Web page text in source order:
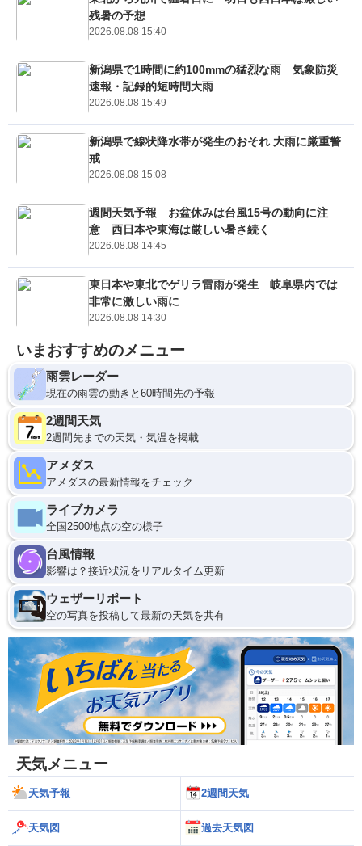
残暑の予想
2026.08.08 15:40
新潟県で1時間に約100mmの猛烈な雨 気象防災
速報・記録的短時間大雨
2026.08.08 15:49
新潟県で線状降水帯が発生のおそれ 大雨に厳重警
戒
2026.08.08 15:08
週間天気予報 お盆休みは台風15号の動向に注
意 西日本や東海は厳しい暑さ続く
2026.08.08 14:45
東日本や東北でゲリラ雷雨が発生 岐阜県内では
非常に激しい雨に
2026.08.08 14:30
いまおすすめのメニュー
雨雲レーダー
現在の雨雲の動きと60時間先の予報
2週間天気
2週間先までの天気・気温を掲載
アメダス
アメダスの最新情報をチェック
ライブカメラ
全国2500地点の空の様子
台風情報
影響は？接近状況をリアルタイム更新
ウェザーリポート
空の写真を投稿して最新の天気を共有
天気メニュー
天気予報 2週間天気
天気図 過去天気図